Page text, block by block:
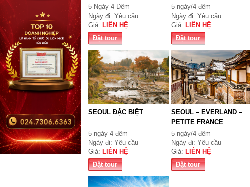
BIÊ...
5 Ngày 4 Đêm
Ngày đi: Yêu cầu
Giá: LIÊN HỆ
Đặt tour
5 ngày/4 đêm
Ngày đi: Yêu cầu
Giá: LIÊN HỆ
Đặt tour
SEOUL ĐẶC BIỆT
5 ngày 4 đêm
Ngày đi: Yêu cầu
Giá: LIÊN HỆ
Đặt tour
SEOUL – EVERLAND –
PETITE FRANCE
5 ngày/4 đêm
Ngày đi: Yêu cầu
Giá: LIÊN HỆ
Đặt tour